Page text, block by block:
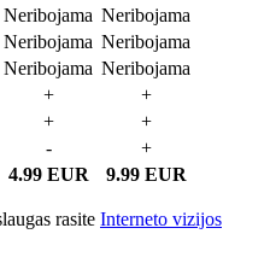
Neribojama Neribojama
Neribojama Neribojama
Neribojama Neribojama
+
+
+
+
-
+
4.99 EUR 9.99 EUR
rasite Interneto vizijos